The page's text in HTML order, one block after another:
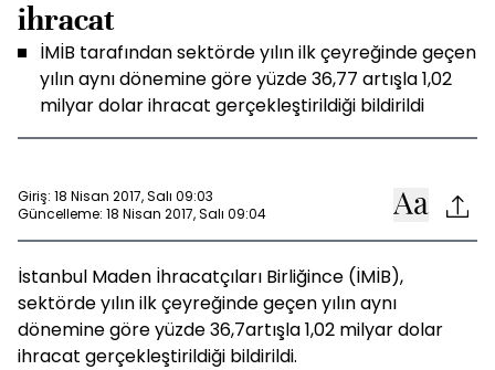
ihracat
İMİB tarafından sektörde yılın ilk çeyreğinde geçen
yılın aynı dönemine göre yüzde 36,77 artışla 1,02
milyar dolar ihracat gerçekleştirildiği bildirildi
Giriş: 18 Nisan 2017, Salı 09:03
Güncelleme: 18 Nisan 2017, Salı 09:04
İstanbul Maden İhracatçıları Birliğince (İMİB),
sektörde yılın ilk çeyreğinde geçen yılın aynı
dönemine göre yüzde 36,7artışla 1,02 milyar dolar
ihracat gerçekleştirildiği bildirildi.